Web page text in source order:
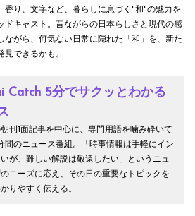
香り、文字など、暮らしに息づく"和"の魅力を
ドキャスト。昔ながらの日本らしさと現代の感
ながら、何気ない日常に隠れた「和」を、新た
見できるかも。
Catch 5分でサクッとわかる
刊1面記事を中心に、専門用語を噛み砕いて
間のニュース番組。「時事情報は手軽にイン
が、難しい解説は敬遠したい」というニュ
ニーズに応え、その日の重要なトピックを
りやすく伝える。